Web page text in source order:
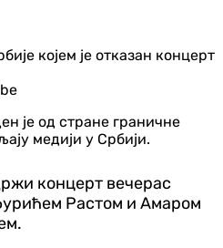
је од стране граничне
медији у Србији.
концерт вечерас
Растом и Амаром